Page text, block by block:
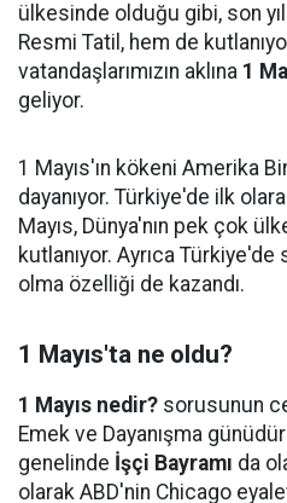
ülkesinde olduğu gibi, son
Resmi Tatil, hem de
vatandaşlarımızın aklına 1
geliyor.
1 Mayıs'ın kökeni Amerika
dayanıyor. Türkiye'de ilk
Mayıs, Dünya'nın pek çok
kutlanıyor. Ayrıca Türkiye'de
olma özelliği de kazandı.
1 Mayıs'ta ne oldu?
1 Mayıs nedir? sorusunun
Emek ve Dayanışma
genelinde İşçi Bayramı da
olarak ABD'nin Chicago